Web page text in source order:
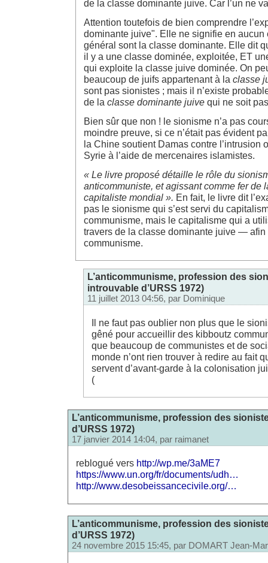
de la classe dominante juive. Car l’un ne
Attention toutefois de bien comprendre
dominante juive". Elle ne signifie en aucun
général sont la classe dominante. Elle dit
il y a une classe dominée, exploitée, ET
qui exploite la classe juive dominée. On
beaucoup de juifs appartenant à la classe
sont pas sionistes ; mais il n’existe
de la classe dominante juive qui ne soit
Bien sûr que non ! le sionisme n’a pas
moindre preuve, si ce n’était pas évident
la Chine soutient Damas contre l’intrusion
Syrie à l’aide de mercenaires islamistes.
« Le livre proposé détaille le rôle du
anticommuniste, et agissant comme fer de
capitaliste mondial ». En fait, le livre dit
pas le sionisme qui s’est servi du
communisme, mais le capitalisme qui a
travers de la classe dominante juive — afin
communisme.
L’anticommunisme, profession des
introuvable d’URSS 1972)
11 juillet 2013 04:56, par Dominique
Il ne faut pas oublier non plus que le
gêné pour accueillir des kibboutz
que beaucoup de communistes et de
monde n’ont rien trouver à redire au fait
servent d’avant-garde à la colonisation
(
L’anticommunisme, profession des
d’URSS 1972)
17 janvier 2014 14:04, par raimanet
reblogué vers http://wp.me/3aME7
https://www.un.org/fr/documents/udh…
http://www.desobeissancecivile.org/…
L’anticommunisme, profession des
d’URSS 1972)
24 novembre 2015 15:45, par DOMART Jean-